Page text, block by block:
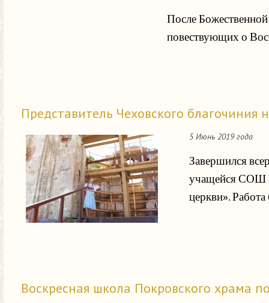
После
повествующих о
Представитель Чеховского благочиния
5 Июнь 2019 года
Завершился
учащейся СОШ
церкви».
Воскресная школа Покровского храма